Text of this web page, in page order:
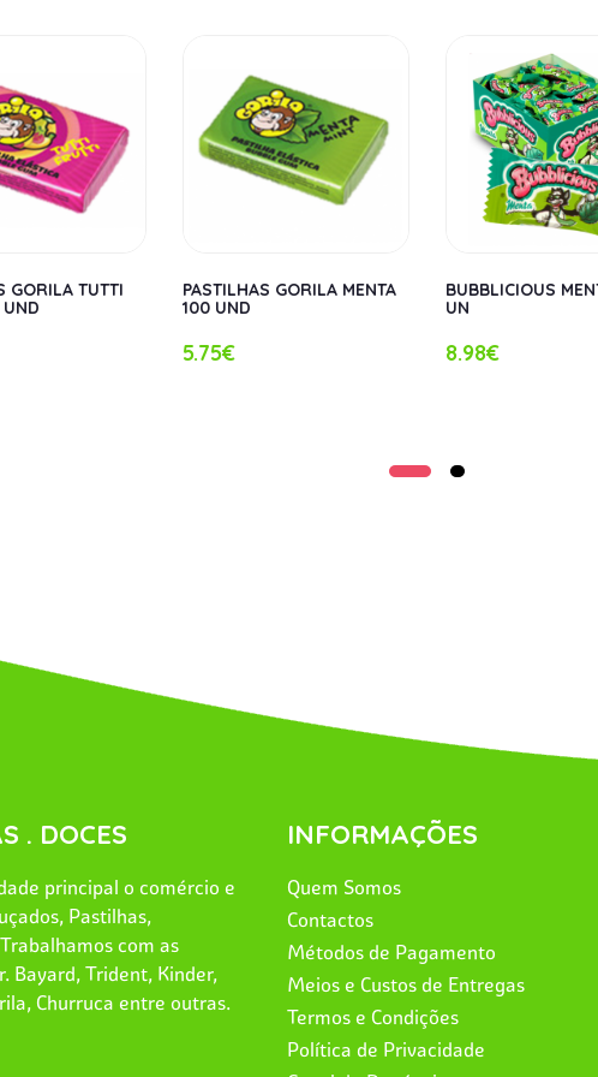
GORILA TUTTI
PASTILHAS GORILA MENTA
100 UND
5.75€
BUBBLICIOUS
UN
8.98€
. DOCES
principal o comércio e
Pastilhas,
com as
Bayard, Trident, Kinder,
Churruca entre outras.
INFORMAÇÕES
Quem Somos
Contactos
Métodos de Pagamento
Meios e Custos de Entregas
Termos e Condições
Política de Privacidade